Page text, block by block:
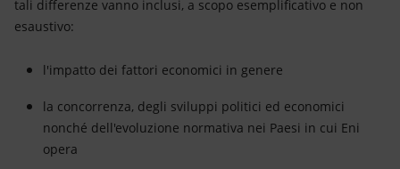
tali differenze vanno inclusi, a scopo esemplificativo e non
esaustivo:
l'impatto dei fattori economici in genere
la concorrenza, degli sviluppi politici ed economici
nonché dell'evoluzione normativa nei Paesi in cui Eni
opera